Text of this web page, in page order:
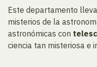
Este departamento
misterios de la
astronómicas con
ciencia tan misteriosa e